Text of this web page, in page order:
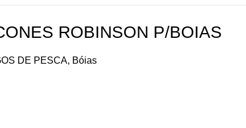
ROBINSON P/BOIAS
DE PESCA, Bóias